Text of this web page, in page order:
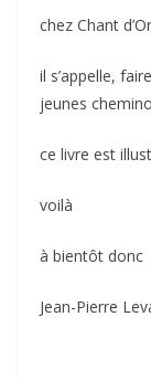
chez Chant
il s’appelle,
jeunes
ce livre est
voilà
à bientôt donc
Jean-Pierre